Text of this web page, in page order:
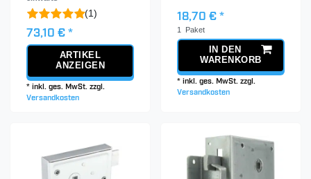
(1)
73,10 € *
ARTIKEL
ANZEIGEN
*inkl. ges. MwSt. zzgl.
Versandkosten
18,70 € *
1 Paket
IN DEN
WARENKORB
*inkl. ges. MwSt. zzgl.
Versandkosten